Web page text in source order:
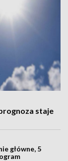
staje
główne, 5